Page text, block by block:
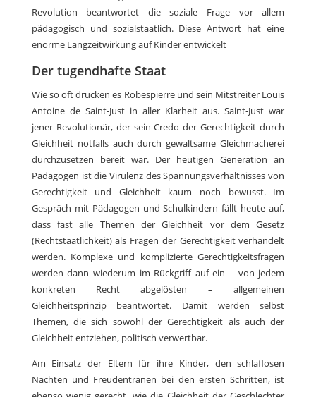
Revolution beantwortet die soziale Frage vor allem
pädagogisch und sozialstaatlich. Diese Antwort hat eine
enorme Langzeitwirkung auf Kinder entwickelt
Der tugendhafte Staat
Wie so oft drücken es Robespierre und sein Mitstreiter Louis
Antoine de Saint-Just in aller Klarheit aus. Saint-Just war
jener Revolutionär, der sein Credo der Gerechtigkeit durch
Gleichheit notfalls auch durch gewaltsame Gleichmacherei
durchzusetzen bereit war. Der heutigen Generation an
Pädagogen ist die Virulenz des Spannungsverhältnisses von
Gerechtigkeit und Gleichheit kaum noch bewusst. Im
Gespräch mit Pädagogen und Schulkindern fällt heute auf,
dass fast alle Themen der Gleichheit vor dem Gesetz
(Rechtstaatlichkeit) als Fragen der Gerechtigkeit verhandelt
werden. Komplexe und komplizierte Gerechtigkeitsfragen
werden dann wiederum im Rückgriff auf ein – von jedem
konkreten Recht abgelösten – allgemeinen
Gleichheitsprinzip beantwortet. Damit werden selbst
Themen, die sich sowohl der Gerechtigkeit als auch der
Gleichheit entziehen, politisch verwertbar.
Am Einsatz der Eltern für ihre Kinder, den schlaflosen
Nächten und Freudentränen bei den ersten Schritten, ist